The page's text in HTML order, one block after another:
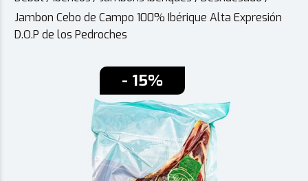
Jambon Cebo de Campo 100% Ibérique Alta Expresión
D.O.P de los Pedroches
- 15%